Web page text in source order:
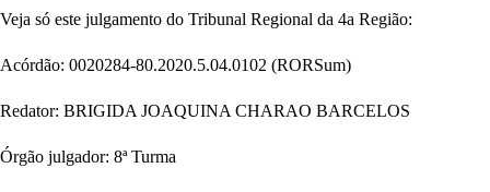
Veja só este julgamento do Tribunal Regional da 4a Região:
Acórdão: 0020284-80.2020.5.04.0102 (RORSum)
Redator: BRIGIDA JOAQUINA CHARAO BARCELOS
Órgão julgador: 8ª Turma